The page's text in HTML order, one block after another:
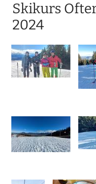
Skikurs
2024